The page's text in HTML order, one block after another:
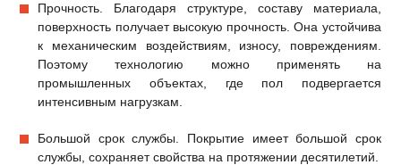
Прочность. Благодаря структуре, составу материала,
поверхность получает высокую прочность. Она устойчива
к механическим воздействиям, износу, повреждениям.
Поэтому технологию можно применять на
промышленных объектах, где пол подвергается
интенсивным нагрузкам.
Большой срок службы. Покрытие имеет большой срок
службы, сохраняет свойства на протяжении десятилетий.